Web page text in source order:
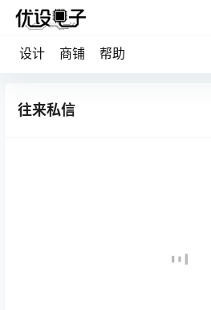
设计 商铺 帮助
往来私信